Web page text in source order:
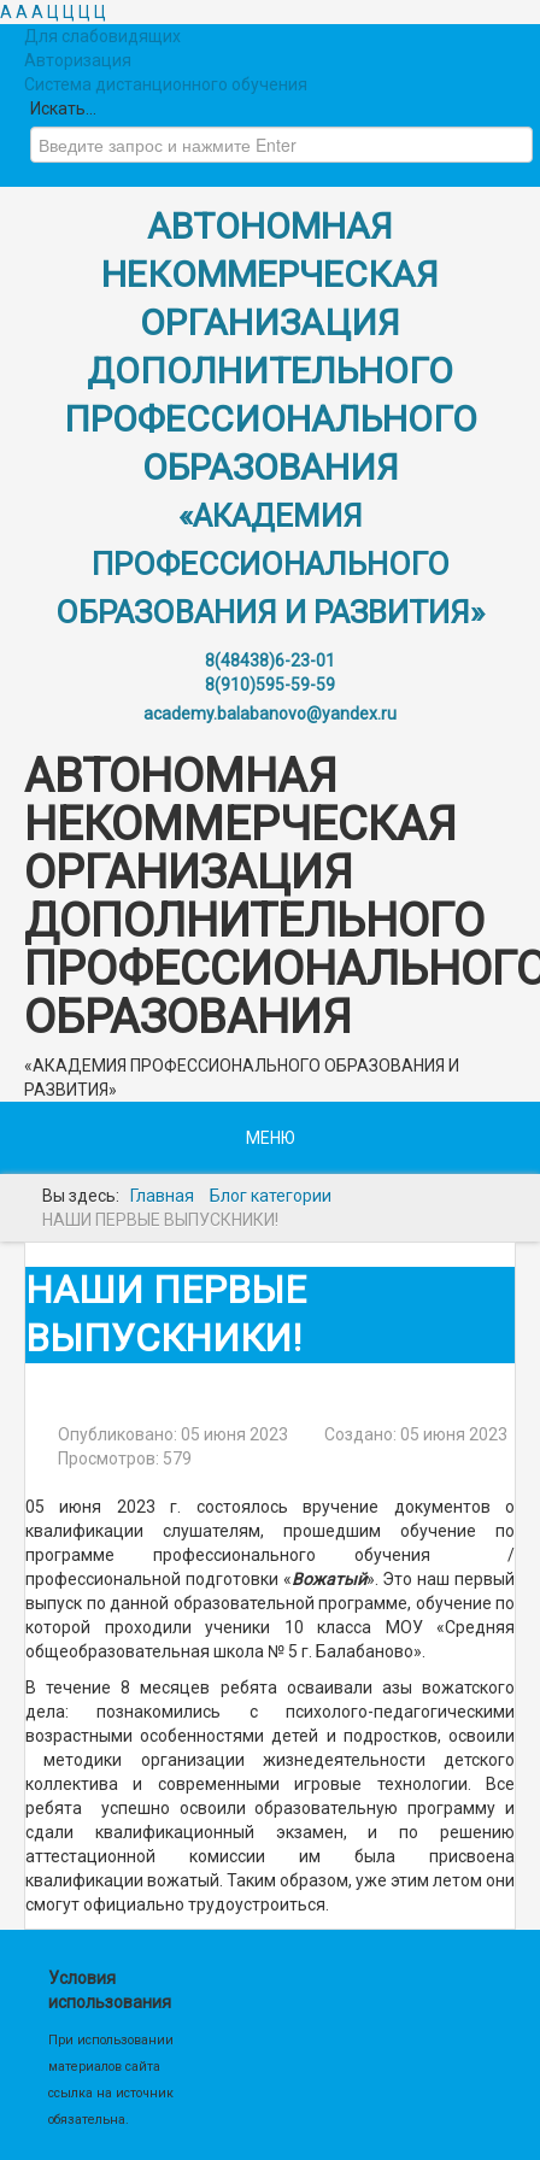
A A A Ц Ц Ц Ц
Для слабовидящих
Авторизация
Система дистанционного обучения
Искать...
АВТОНОМНАЯ
НЕКОММЕРЧЕСКАЯ
ОРГАНИЗАЦИЯ
ДОПОЛНИТЕЛЬНОГО
ПРОФЕССИОНАЛЬНОГО
ОБРАЗОВАНИЯ
«АКАДЕМИЯ
ПРОФЕССИОНАЛЬНОГО
ОБРАЗОВАНИЯ И РАЗВИТИЯ»
8(48438)6-23-01
8(910)595-59-59
academy.balabanovo@yandex.ru
АВТОНОМНАЯ
НЕКОММЕРЧЕСКАЯ
ОРГАНИЗАЦИЯ
ДОПОЛНИТЕЛЬНОГО
ОБРАЗОВАНИЯ
«АКАДЕМИЯ ПРОФЕССИОНАЛЬНОГО ОБРАЗОВАНИЯ И
РАЗВИТИЯ»
МЕНЮ
Вы здесь: Главная
Блог категории
НАШИ ПЕРВЫЕ ВЫПУСКНИКИ!
НАШИ ПЕРВЫЕ
ВЫПУСКНИКИ!
Опубликовано: 05 июня 2023
Создано: 05 июня 2023
Просмотров: 579
05 июня 2023 г. состоялось вручение документов о
квалификации слушателям, прошедшим обучение по
программе профессионального обучения /
профессиональной подготовки «Вожатый». Это наш первый
выпуск по данной образовательной программе, обучение по
которой проходили ученики 10 класса МОУ «Средняя
общеобразовательная школа № 5 г. Балабаново».
В течение 8 месяцев ребята осваивали азы вожатского
дела: познакомились с психолого-педагогическими
возрастными особенностями детей и подростков, освоили
методики организации жизнедеятельности детского
коллектива и современными игровые технологии. Все
ребята успешно освоили образовательную программу и
сдали квалификационный экзамен, и по решению
аттестационной комиссии им была присвоена
квалификации вожатый. Таким образом, уже этим летом они
смогут официально трудоустроиться.
Условия
использования
При использовании
материалов сайта
ссылка на источник
обязательна.